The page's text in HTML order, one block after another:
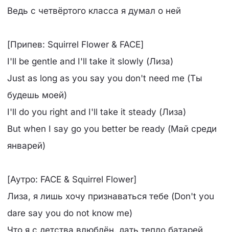
Ведь с четвёртого класса я думал о ней
[Припев: Squirrel Flower & FACE]
I'll be gentle and I'll take it slowly (Лиза)
Just as long as you say you don't need me (Ты
будешь моей)
I'll do you right and I'll take it steady (Лиза)
But when I say go you better be ready (Май среди
январей)
[Аутро: FACE & Squirrel Flower]
Лиза, я лишь хочу признаваться тебе (Don't you
dare say you do not know me)